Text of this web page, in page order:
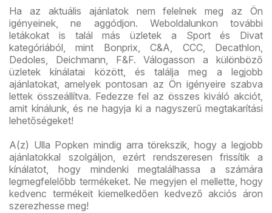
Ha az aktuális ajánlatok nem felelnek meg az Ön
igényeinek, ne aggódjon. Weboldalunkon további
letákokat is talál más üzletek a Sport és Divat
kategóriából, mint Bonprix, C&A, CCC, Decathlon,
Dedoles, Deichmann, F&F. Válogasson a különböző
üzletek kínálatai között, és találja meg a legjobb
ajánlatokat, amelyek pontosan az Ön igényeire szabva
lettek összeállítva. Fedezze fel az összes kiváló akciót,
amit kínálunk, és ne hagyja ki a nagyszerű megtakarítási
lehetőségeket!
A(z) Ulla Popken mindig arra törekszik, hogy a legjobb
ajánlatokkal szolgáljon, ezért rendszeresen frissítik a
kínálatot, hogy mindenki megtalálhassa a számára
legmegfelelőbb termékeket. Ne megyjen el mellette, hogy
kedvenc termékeit kiemelkedően kedvező akciós áron
szerezhesse meg!